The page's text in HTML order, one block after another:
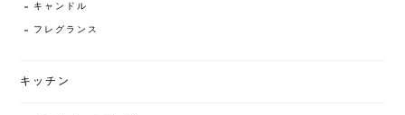
キャンドル
フレグランス
キッチン